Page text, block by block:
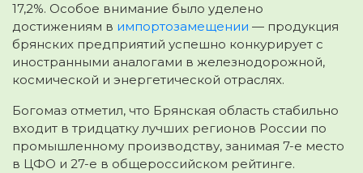
17,2%. Особое внимание было уделено
достижениям в импортозамещении — продукция
брянских предприятий успешно конкурирует с
иностранными аналогами в железнодорожной,
космической и энергетической отраслях.
Богомаз отметил, что Брянская область стабильно
входит в тридцатку лучших регионов России по
промышленному производству, занимая 7-е место
в ЦФО и 27-е в общероссийском рейтинге.